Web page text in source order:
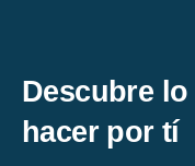
Descubre
hacer por tí